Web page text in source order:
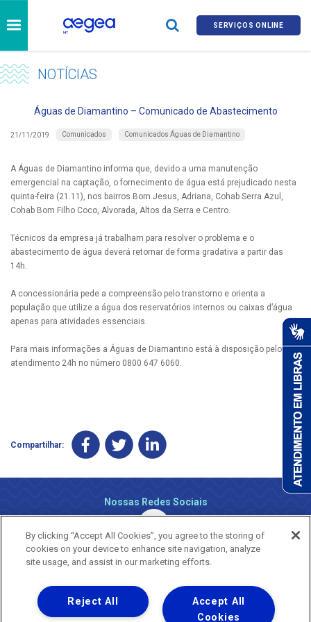
SERVIÇOS ONLINE
NOTÍCIAS
Águas de Diamantino – Comunicado de Abastecimento
21/11/2019 Comunicados Comunicados Águas de Diamantino
A Águas de Diamantino informa que, devido a uma manutenção
emergencial na captação, o fornecimento de água está prejudicado nesta
quinta-feira (21.11), nos bairros Bom Jesus, Adriana, Cohab Serra Azul,
Cohab Bom Filho Coco, Alvorada, Altos da Serra e Centro.
Técnicos da empresa já trabalham para resolver o problema e o
abastecimento de água deverá retornar de forma gradativa a partir das
14h.
A concessionária pede a compreensão pelo transtorno e orienta a
população que utilize a água dos reservatórios internos ou caixas d’água
apenas para atividades essenciais.
Para mais informações a Águas de Diamantino está à disposição pelo
atendimento 24h no número 0800 647 6060.
Compartilhar:
Nossas Redes Sociais
Uma empresa
Copyright ® 2026 - Todos os Direitos Reservados.
By clicking “Accept All Cookies”, you agree to the storing of
cookies on your device to enhance site navigation, analyze
site usage, and assist in our marketing efforts.
Accept All
Cookies
Reject All